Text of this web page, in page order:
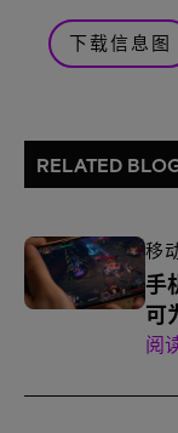
下载信息图
RELATED
移
手
可
阅